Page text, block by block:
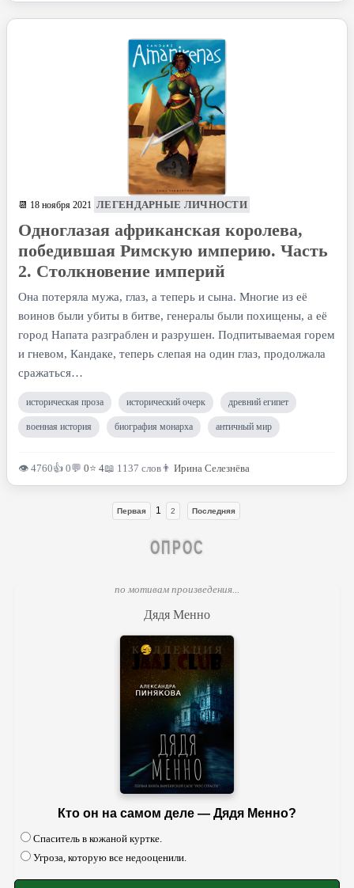
📆 18 ноября 2021 ЛЕГЕНДАРНЫЕ ЛИЧНОСТИ
Одноглазая африканская королева,
победившая Римскую империю. Часть
2. Столкновение империй
Она потеряла мужа, глаз, а теперь и сына. Многие из её
воинов были убиты в битве, генералы были похищены, а её
город Напата разграблен и разрушен. Подпитываемая горем
и гневом, Кандаке, теперь слепая на один глаз, продолжала
сражаться…
историческая проза исторический очерк древний египет
военная история биография монарха античный мир
👁 4760👍 0💬 0⭐ 4📖 1137 слов 👨 Ирина Селезнёва
Первая 1 2 Последняя
ОПРОС
по мотивам произведения...
Дядя Менно
Кто он на самом деле — Дядя Менно?
Спаситель в кожаной куртке.
Угроза, которую все недооценили.